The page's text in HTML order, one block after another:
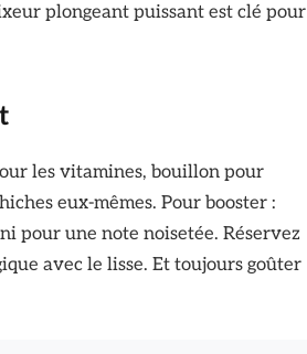
plongeant puissant est clé pour
les vitamines, bouillon pour
eux-mêmes. Pour booster :
pour une note noisetée. Réservez
avec le lisse. Et toujours goûter